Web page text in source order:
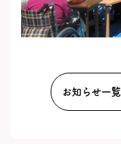
お知らせ一覧